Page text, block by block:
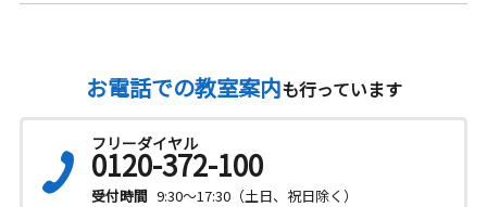
お電話での教室案内も行っています
フリーダイヤル
0120-372-100
受付時間 9:30～17:30（土日、祝日除く）